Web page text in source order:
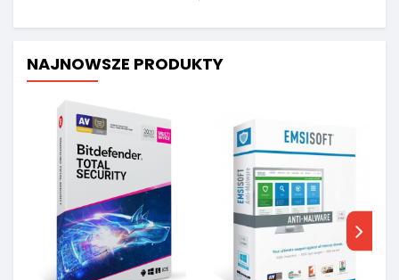
NAJNOWSZE PRODUKTY